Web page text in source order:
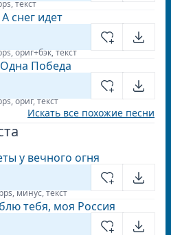
текст
снег идет
ориг+бэк, текст
Победа
ориг, текст
Искать все похожие песни
у вечного огня
минус, текст
тебя, моя Россия